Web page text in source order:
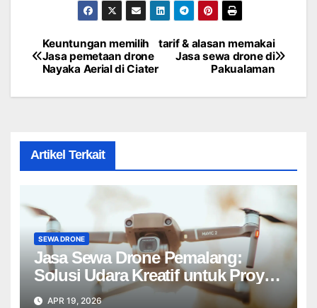
Post
navigation
tarif & alasan memakai
Jasa sewa drone di
Pakualaman
Keuntungan memilih
Jasa pemetaan drone
Nayaka Aerial di Ciater
Artikel Terkait
SEWA DRONE
Jasa Sewa Drone Pemalang:
Solusi Udara Kreatif untuk Proyek
Anda Tanpa Batas】
APR 19, 2026